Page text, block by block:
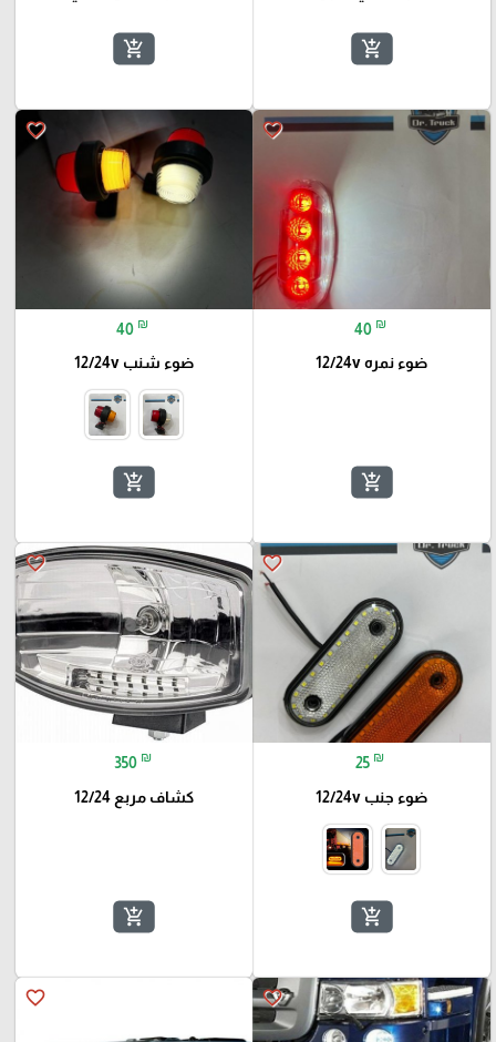
add_shopping_cart
add_shopping_cart
favorite_border
40 ₪
ضوء نمره 12/24v
add_shopping_cart
favorite_border
40 ₪
ضوء شنب 12/24v
add_shopping_cart
favorite_border
25 ₪
ضوء جنب 12/24v
add_shopping_cart
favorite_border
350 ₪
كشاف مربع 12/24
add_shopping_cart
favorite_border
favorite_border